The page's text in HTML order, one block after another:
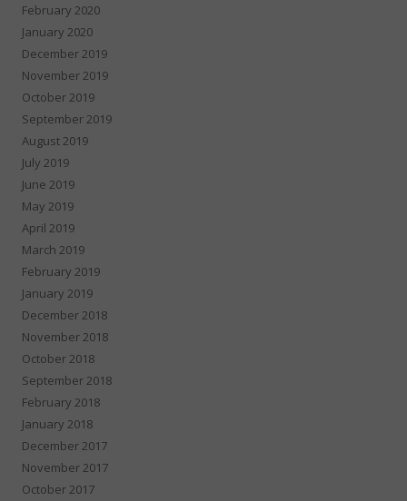
February 2020
January 2020
December 2019
November 2019
October 2019
September 2019
August 2019
July 2019
June 2019
May 2019
April 2019
March 2019
February 2019
January 2019
December 2018
November 2018
October 2018
September 2018
February 2018
January 2018
December 2017
November 2017
October 2017